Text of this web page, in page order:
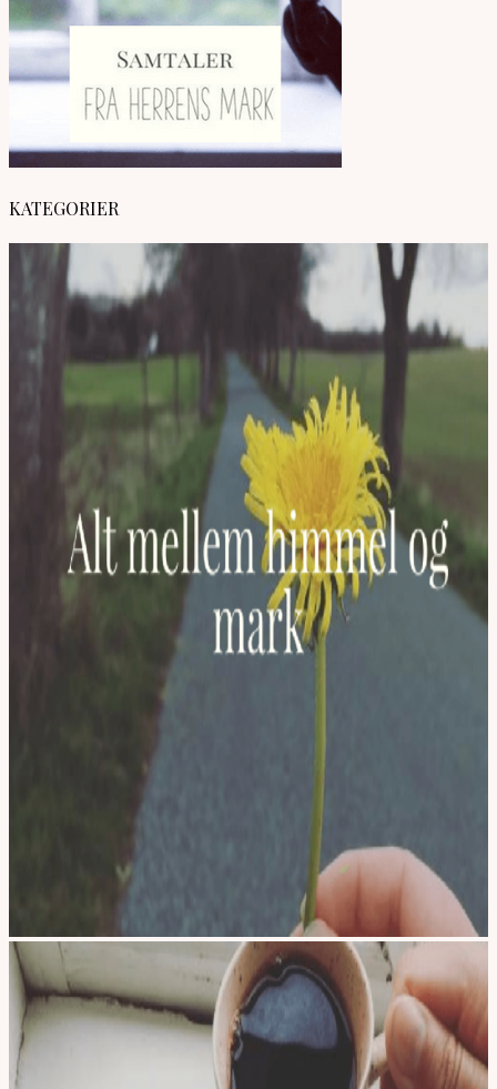
KATEGORIER